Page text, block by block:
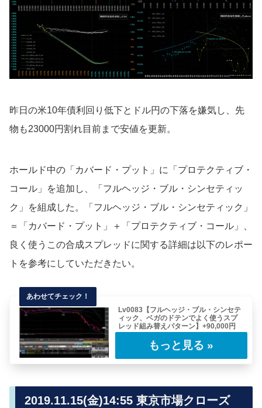
昨日の米10年債利回り低下とドル円の下落を嫌気し、先
物も23000円割れ目前まで安値を更新。
ホールド中の「カバード・プット」に「プロテクティブ・
コール」を追加し、「フルヘッジ・ブル・シンセティッ
ク」を組成した。「フルヘッジ・ブル・シンセティック」
＝「カバード・プット」＋「プロテクティブ・コール」、
良く使うこの合成スプレッドに関する詳細は以下のレポー
トを参考にしていただきたい。
Lv0083【フルヘッジ・ブル・シンセテ
ィック、ベガのドテンでよく使うスプ
レッド組み替えパターン】+90,000円
ション「カバード・プット」の再エントリーと
2019.11.15(金)14:55 東京市場クローズ